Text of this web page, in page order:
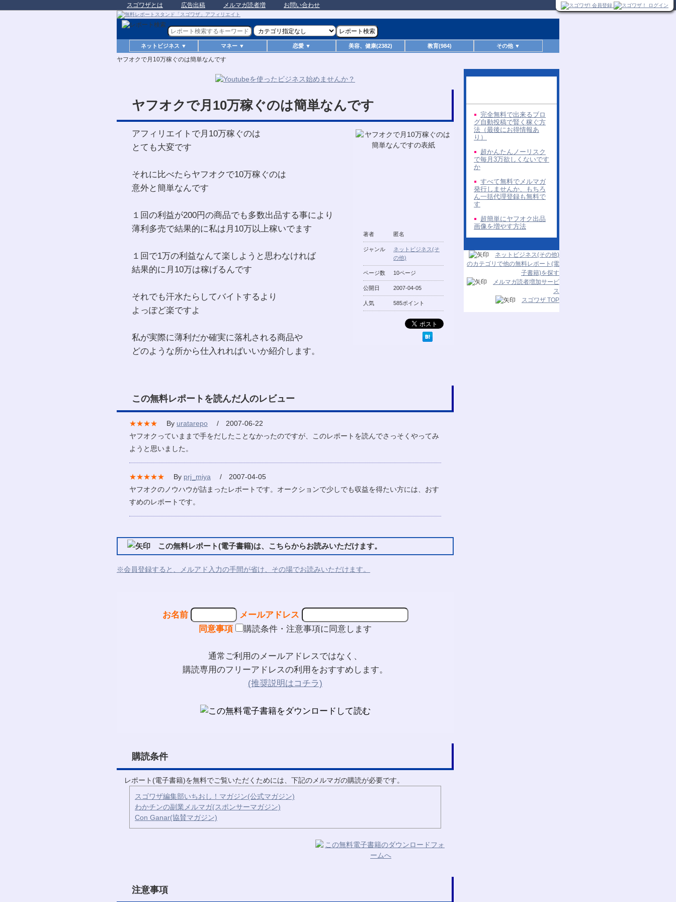
スゴワザとは 広告出稿 メルマガ読者増 お問い合わせ
ネットビジネス ▼ マネー ▼ 恋愛 ▼ 美容、健康(2382) 教育(984) その他 ▼
ヤフオクで月10万稼ぐのは簡単なんです
ヤフオクで月10万稼ぐのは簡単なんです
著者 匿名
ジャンル
ネットビジネス(そ
の他)
ページ数 10ページ
公開日 2007-04-05
人気 585ポイント
アフィリエイトで月10万稼ぐのは
とても大変です
それに比べたらヤフオクで10万稼ぐのは
意外と簡単なんです
１回の利益が200円の商品でも多数出品する事により
薄利多売で結果的に私は月10万以上稼いでます
１回で1万の利益なんて楽しようと思わなければ
結果的に月10万は稼げるんです
それでも汗水たらしてバイトするより
よっぽど楽ですよ
私が実際に薄利だか確実に落札される商品や
どのような所から仕入れればいいか紹介します。
この無料レポートを読んだ人のレビュー
★★★★ By uratarepo / 2007-06-22
ヤフオクっていままで手をだしたことなかったのですが、このレポートを読んでさっそくやってみ
ようと思いました。
★★★★★ By prj_miya / 2007-04-05
ヤフオクのノウハウが詰まったレポートです。オークションで少しでも収益を得たい方には、おす
すめのレポートです。
この無料レポート(電子書籍)は、こちらからお読みいただけます。
※会員登録すると、メルアド入力の手間が省け、その場でお読みいただけます。
お名前
メールアドレス
同意事項
購読条件・注意事項に同意します
通常ご利用のメールアドレスではなく、
購読専用のフリーアドレスの利用をおすすめします。
(推奨説明はコチラ)
購読条件
レポート(電子書籍)を無料でご覧いただくためには、下記のメルマガの購読が必要です。
スゴワザ編集部いちおし！マガジン(公式マガジン)
わかチンの副業メルマガ(スポンサーマガジン)
Con Ganar(協賛マガジン)
注意事項
完全無料で出来るブロ
グ自動投稿で賢く稼ぐ方
法（最後にお得情報あ
り）
超かんたんノーリスク
で毎月3万欲しくないです
か
すべて無料でメルマガ
発行しませんか、もちろ
ん一括代理登録も無料で
す
超簡単にヤフオク出品
画像を増やす方法
ネットビジネス(その他)
のカテゴリで他の無料レポート(電
子書籍)を探す
メルマガ読者増加サービ
ス
スゴワザ TOP